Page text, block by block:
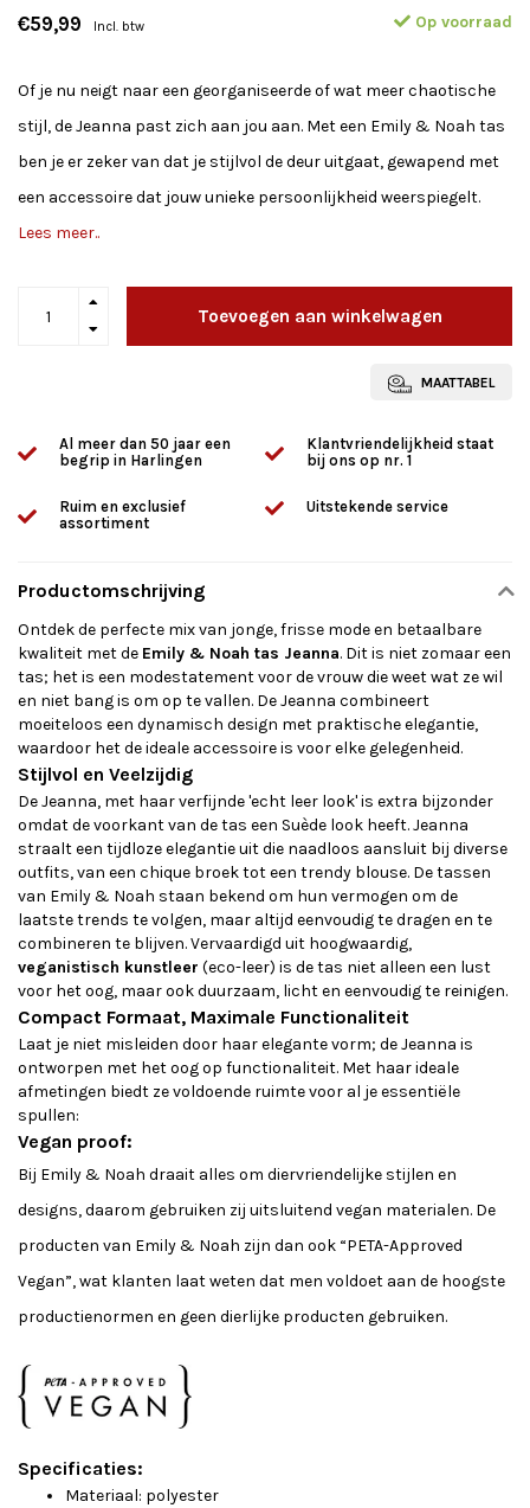
€59,99 Incl. btw Op voorraad
Of je nu neigt naar een georganiseerde of wat meer chaotische
stijl, de Jeanna past zich aan jou aan. Met een Emily & Noah tas
ben je er zeker van dat je stijlvol de deur uitgaat, gewapend met
een accessoire dat jouw unieke persoonlijkheid weerspiegelt.
Lees meer..
Toevoegen aan winkelwagen
MAATTABEL
Al meer dan 50 jaar een
begrip in Harlingen
Klantvriendelijkheid staat
bij ons op nr. 1
Ruim en exclusief
assortiment
Uitstekende service
Productomschrijving
Ontdek de perfecte mix van jonge, frisse mode en betaalbare
kwaliteit met de Emily & Noah tas Jeanna. Dit is niet zomaar een
tas; het is een modestatement voor de vrouw die weet wat ze wil
en niet bang is om op te vallen. De Jeanna combineert
moeiteloos een dynamisch design met praktische elegantie,
waardoor het de ideale accessoire is voor elke gelegenheid.
Stijlvol en Veelzijdig
De Jeanna, met haar verfijnde 'echt leer look' is extra bijzonder
omdat de voorkant van de tas een Suède look heeft. Jeanna
straalt een tijdloze elegantie uit die naadloos aansluit bij diverse
outfits, van een chique broek tot een trendy blouse. De tassen
van Emily & Noah staan bekend om hun vermogen om de
laatste trends te volgen, maar altijd eenvoudig te dragen en te
combineren te blijven. Vervaardigd uit hoogwaardig,
veganistisch kunstleer (eco-leer) is de tas niet alleen een lust
voor het oog, maar ook duurzaam, licht en eenvoudig te reinigen.
Compact Formaat, Maximale Functionaliteit
Laat je niet misleiden door haar elegante vorm; de Jeanna is
ontworpen met het oog op functionaliteit. Met haar ideale
afmetingen biedt ze voldoende ruimte voor al je essentiële
spullen:
Vegan proof:
Bij Emily & Noah draait alles om diervriendelijke stijlen en
designs, daarom gebruiken zij uitsluitend vegan materialen. De
producten van Emily & Noah zijn dan ook “PETA-Approved
Vegan”, wat klanten laat weten dat men voldoet aan de hoogste
productienormen en geen dierlijke producten gebruiken.
Specificaties:
Materiaal: polyester